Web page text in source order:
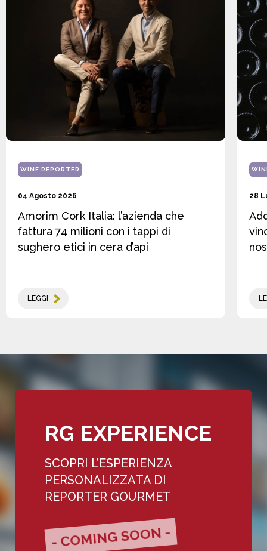
WINE REPORTER
04 Agosto 2026
Amorim Cork Italia: l’azienda che
fattura 74 milioni con i tappi di
sughero etici in cera d’api
LEGGI
28
RG EXPERIENCE
SCOPRI L’ESPERIENZA
PERSONALIZZATA DI
REPORTER GOURMET
- COMING SOON -